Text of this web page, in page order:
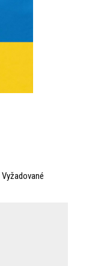
Vyžadované